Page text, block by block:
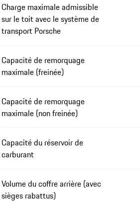
Charge maximale admissible
sur le toit avec le système de
transport Porsche
Capacité de remorquage
maximale (freinée)
Capacité de remorquage
maximale (non freinée)
Capacité du réservoir de
carburant
Volume du coffre arrière (avec
sièges rabattus)